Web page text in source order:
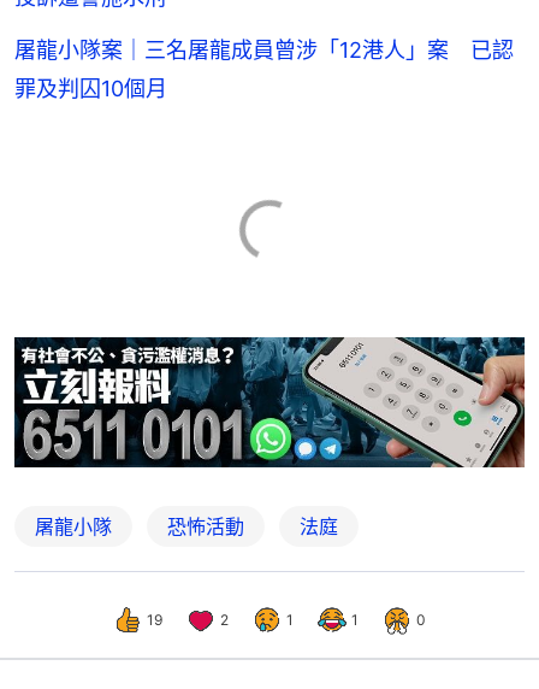
屠龍小隊案｜三名屠龍成員曾涉「12港人」案 已認
罪及判囚10個月
屠龍小隊 恐怖活動 法庭
19 2 1 1 0